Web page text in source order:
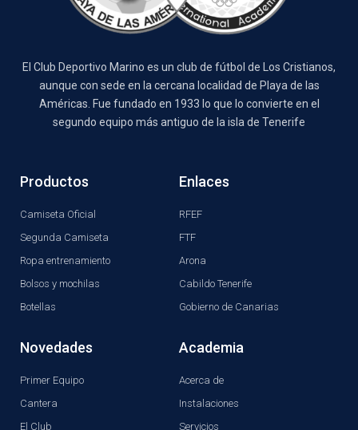
El Club Deportivo Marino es un club de fútbol de Los Cristianos,
aunque con sede en la cercana localidad de Playa de las
Américas. Fue fundado en 1933 lo que lo convierte en el
segundo equipo más antiguo de la isla de Tenerife
Productos
Camiseta Oficial
Segunda Camiseta
Ropa entrenamiento
Bolsos y mochilas
Botellas
Enlaces
RFEF
FTF
Arona
Cabildo Tenerife
Gobierno de Canarias
Novedades
Primer Equipo
Cantera
El Club
Academia
Acerca de
Instalaciones
Servicios